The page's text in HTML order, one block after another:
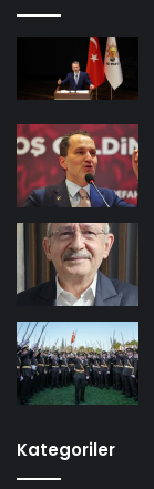
Kategoriler